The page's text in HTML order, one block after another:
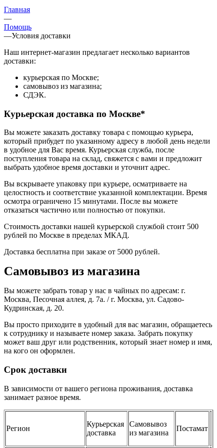
Главная
—
Помощь
—Условия доставки
Наш интернет-магазин предлагает несколько вариантов
доставки:
курьерская по Москве;
самовывоз из магазина;
СДЭК.
Курьерская доставка по Москве*
Вы можете заказать доставку товара с помощью курьера,
который прибудет по указанному адресу в любой день недели
в удобное для Вас время. Курьерская служба, после
поступления товара на склад, свяжется с вами и предложит
выбрать удобное время доставки и уточнит адрес.
Вы вскрываете упаковку при курьере, осматриваете на
целостность и соответствие указанной комплектации. Время
осмотра ограничено 15 минутами. После вы можете
отказаться частично или полностью от покупки.
Стоимость доставки нашей курьерской службой стоит 500
рублей по Москве в пределах МКАД.
Доставка бесплатна при заказе от 5000 рублей.
Самовывоз из магазина
Вы можете забрать товар у нас в чайных по адресам: г.
Москва, Песочная аллея, д. 7а. / г. Москва, ул. Садово-
Кудринская, д. 20.
Вы просто приходите в удобный для вас магазин, обращаетесь
к сотруднику и называете номер заказа. Забрать покупку
может ваш друг или родственник, который знает номер и имя,
на кого он оформлен.
Срок доставки
В зависимости от вашего региона проживания, доставка
занимает разное время.
Регион
Курьерская
доставка
Самовывоз
из магазина
Постамат